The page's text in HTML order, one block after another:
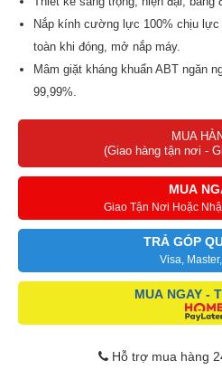
Nắp kính cường lực 100% chịu
toàn khi đóng, mở nắp máy.
Mâm giặt kháng khuẩn ABT ngăn
99,99%.
Khóa trẻ em an toàn, đảm bảo việc
Khối lượng 8 kg phù hợp với gia
MUA
(Giao hàng tận nơi -
MUA
Giao Tận Nơi Hoặc
TRẢ GÓP
Visa,
MUA NGAY -
Hỗ trợ mua hàng